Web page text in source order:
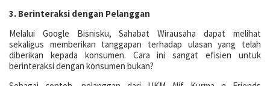
3. Berinteraksi dengan Pelanggan
Melalui Google Bisnisku, Sahabat Wirausaha dapat melihat
sekaligus memberikan tanggapan terhadap ulasan yang telah
diberikan kepada konsumen. Cara ini sangat efisien untuk
berinteraksi dengan konsumen bukan?